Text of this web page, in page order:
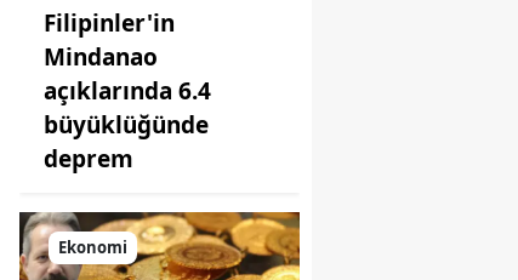
Filipinler'in
Mindanao
açıklarında 6.4
büyüklüğünde
deprem
Ekonomi